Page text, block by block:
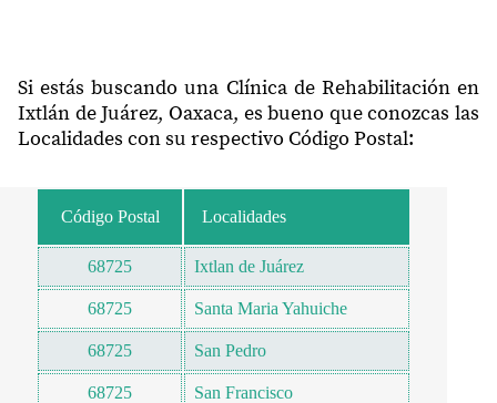
Si estás buscando una Clínica de Rehabilitación en
Ixtlán de Juárez, Oaxaca, es bueno que conozcas las
Localidades con su respectivo Código Postal:
Código Postal Localidades
68725 Ixtlan de Juárez
68725 Santa Maria Yahuiche
68725 San Pedro
68725 San Francisco